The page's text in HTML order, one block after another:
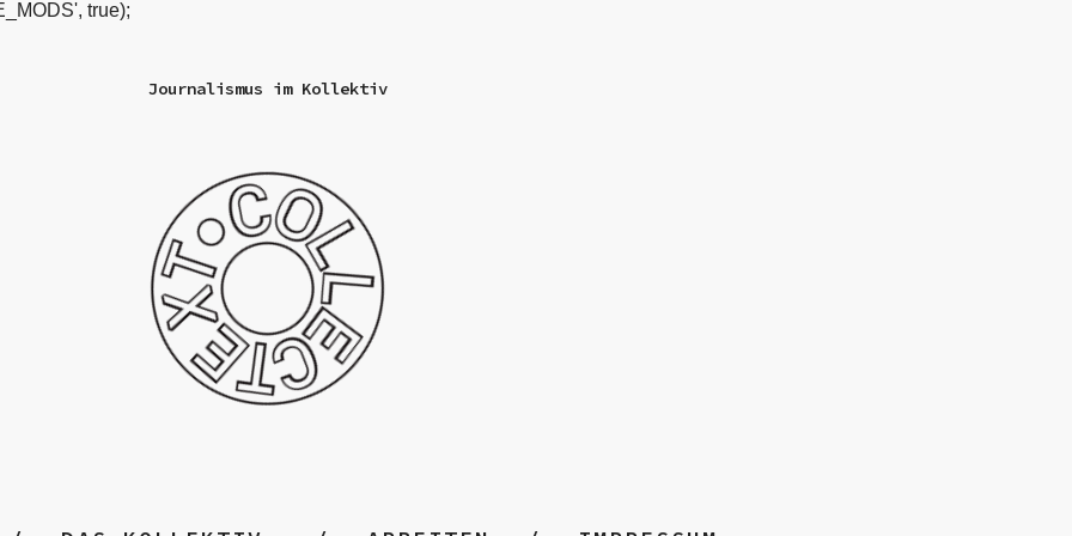
true);
Journalismus im Kollektiv